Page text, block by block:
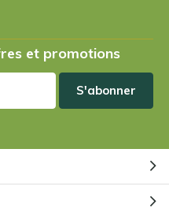
et promotions
S'abonner